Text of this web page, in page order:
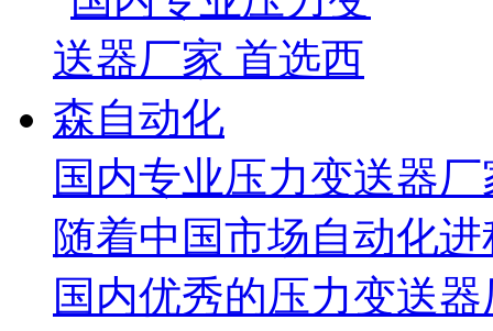
国内专业压力变送器
随着中国市场自动化
国内优秀的压力变送